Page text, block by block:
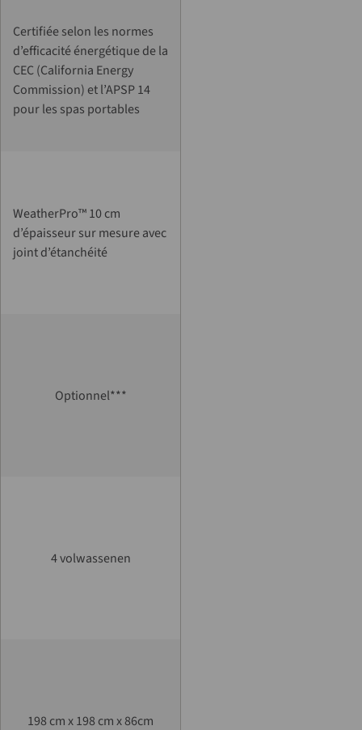
Certifiée selon les normes
d’efficacité énergétique de la
CEC (California Energy
Commission) et l’APSP 14
pour les spas portables
WeatherPro™ 10 cm
d’épaisseur sur mesure avec
joint d’étanchéité
Optionnel***
4 volwassenen
198 cm x 198 cm x 86cm